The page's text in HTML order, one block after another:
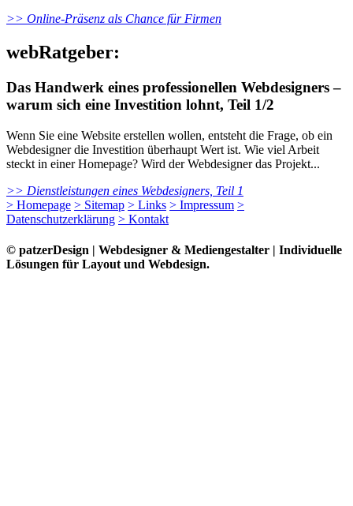
>> Online-Präsenz als Chance für Firmen
webRatgeber:
Das Handwerk eines professionellen Webdesigners –
warum sich eine Investition lohnt, Teil 1/2
Wenn Sie eine Website erstellen wollen, entsteht die Frage, ob ein
Webdesigner die Investition überhaupt Wert ist. Wie viel Arbeit
steckt in einer Homepage? Wird der Webdesigner das Projekt...
>> Dienstleistungen eines Webdesigners, Teil 1
> Homepage > Sitemap > Links > Impressum >
Datenschutzerklärung > Kontakt
© patzerDesign | Webdesigner & Mediengestalter | Individuelle
Lösungen für Layout und Webdesign.